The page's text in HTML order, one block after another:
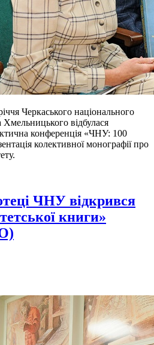
Черкаського національного
Хмельницького відбулася
конференція «ЧНУ: 100
колективної монографії про
ЧНУ відкрився
книги»